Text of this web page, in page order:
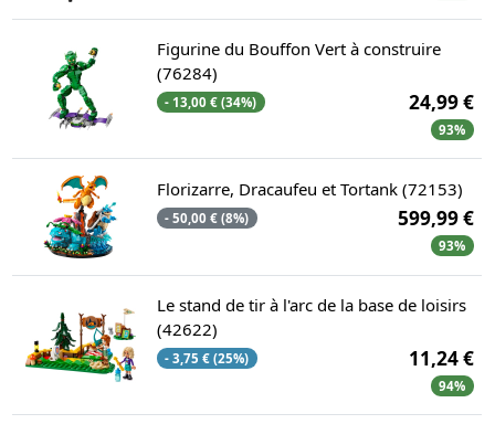
Figurine du Bouffon Vert à construire
(76284)
- 13,00 € (34%) 24,99 €
93%
Florizarre, Dracaufeu et Tortank (72153)
- 50,00 € (8%) 599,99 €
93%
Le stand de tir à l'arc de la base de loisirs
(42622)
- 3,75 € (25%) 11,24 €
94%